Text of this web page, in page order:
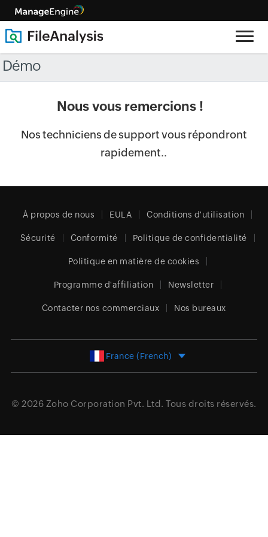
Démo
Nous vous remercions !
Nos techniciens de support vous répondront
rapidement..
À propos de nous EULA Conditions d'utilisation
Sécurité Conformité Politique de confidentialité
Politique en matière de cookies
Programme d'affiliation Newsletter
Contacter nos commerciaux Nos bureaux
France (French)
© 2026 Zoho Corporation Pvt. Ltd. Tous droits réservés.